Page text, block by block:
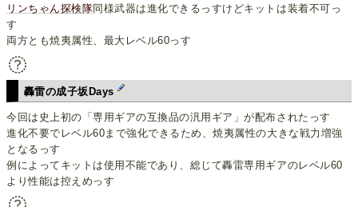
リンちゃん探検隊同様武器は進化できるっすけどキットは装着不可っ
す
両方とも焼夷属性、最大レベル60っす
轟雷の成子坂Days
今回は史上初の「専用ギアの互換品の汎用ギア」が配布されたっす
進化不要でレベル60まで強化できるため、焼夷属性の大きな戦力増強
となるっす
例によってキットは使用不能であり、総じて轟雷専用ギアのレベル60
より性能は控えめっす